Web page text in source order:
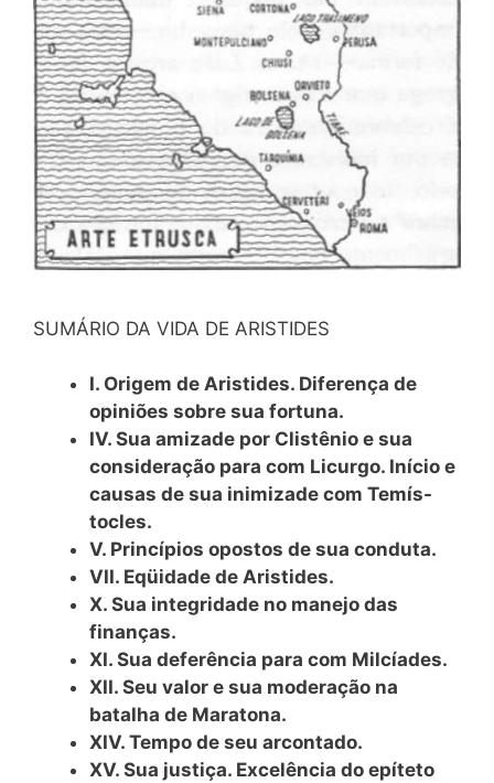
SUMÁRIO DA VIDA DE ARISTIDES
I. Origem de Aristides. Diferença de
opiniões sobre sua fortuna.
IV. Sua amizade por Clistênio e sua
consideração para com Licurgo. Início e
causas de sua inimizade com Temís-
tocles.
V. Princípios opostos de sua conduta.
VII. Eqüidade de Aristides.
X. Sua integridade no manejo das
finanças.
XI. Sua deferência para com Milcíades.
XII. Seu valor e sua moderação na
batalha de Maratona.
XIV. Tempo de seu arcontado.
XV. Sua justiça. Excelência do epíteto